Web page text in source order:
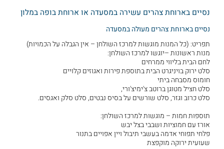
נסיים בארוחת צהרים עשירה במסעדה או ארוחת בופה במלון
נסיים בארוחת צהרים מעולה במסעדה
תפריט: (כל המנות מוגשות למרכז השולחן – אין הגבלה על הכמויות)
מנות ראשונות –יוגשו למרכז השולחן:
לחם הבית בליווי ממרחים
סלט ירוק בויניגרט הבית בתוספת פירות ואגוזים קלויים
חומוס מסבחה ביתי
סלט חציל מטוגן ברוטב צ'ימיצ'ורי,
סלט כרוב וגזר, סלט שורשים על בסיס נבטים, סלט סלק ואגסים.
תוספות חמות – מוגשות למרכז השולחן:
אורז עם חמוציות ושבבי בצל יבש
פלחי תפוחי אדמה בעשבי תיבול ויין אפויים בתנור
שעועית ירוקה מוקפצת